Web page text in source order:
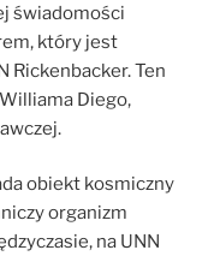
świadomości
który jest
Rickenbacker. Ten
Diego,
obiekt kosmiczny
organizm
na UNN